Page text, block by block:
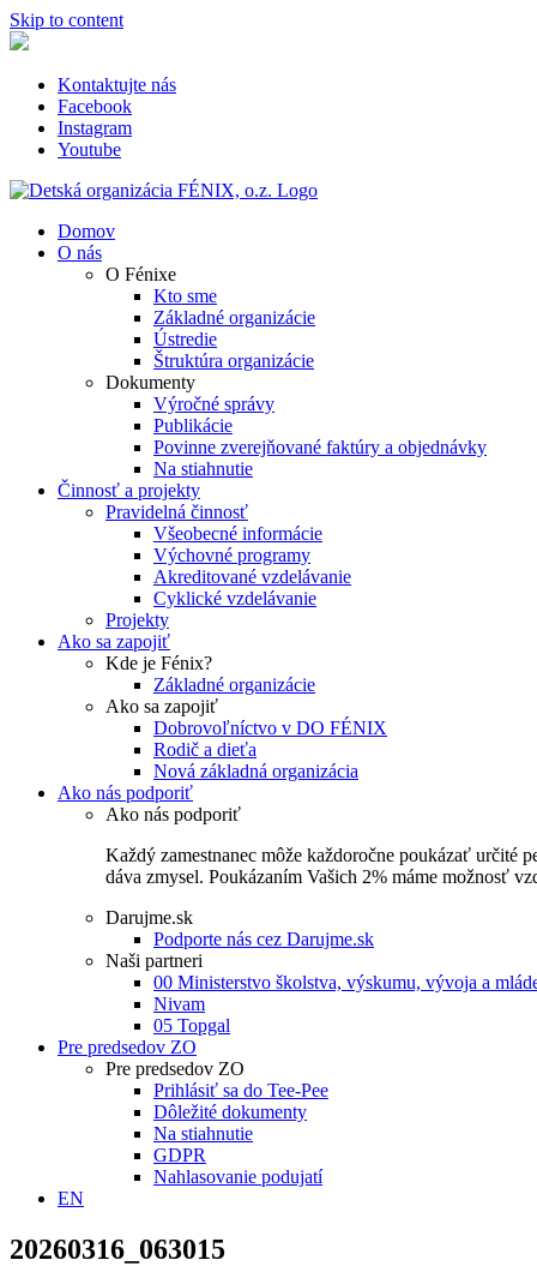
Skip to content
Kontaktujte nás
Facebook
Instagram
Youtube
Domov
O nás
O Fénixe
Kto sme
Základné organizácie
Ústredie
Štruktúra organizácie
Dokumenty
Výročné správy
Publikácie
Povinne zverejňované faktúry a objednávky
Na stiahnutie
Činnosť a projekty
Pravidelná činnosť
Všeobecné informácie
Výchovné programy
Akreditované vzdelávanie
Cyklické vzdelávanie
Projekty
Ako sa zapojiť
Kde je Fénix?
Základné organizácie
Ako sa zapojiť
Dobrovoľníctvo v DO FÉNIX
Rodič a dieťa
Nová základná organizácia
Ako nás podporiť
Ako nás podporiť
Každý zamestnanec môže každoročne poukázať určité
dáva zmysel. Poukázaním Vašich 2% máme možnosť
Darujme.sk
Podporte nás cez Darujme.sk
Naši partneri
00 Ministerstvo školstva, výskumu, vývoja a
Nivam
05 Topgal
Pre predsedov ZO
Pre predsedov ZO
Prihlásiť sa do Tee-Pee
Dôležité dokumenty
Na stiahnutie
GDPR
Nahlasovanie podujatí
EN
20260316_063015